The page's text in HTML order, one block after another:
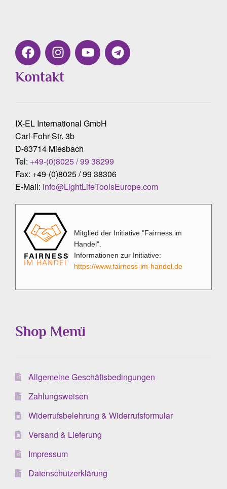
Kontakt
IX-EL International GmbH
Carl-Fohr-Str. 3b
D-83714 Miesbach
Tel: +49-(0)8025 / 99 38299
Fax: +49-(0)8025 / 99 38306
E-Mail: info@LightLifeToolsEurope.com
Mitglied der Initiative "Fairness im
Handel".
Informationen zur Initiative:
https://www.fairness-im-handel.de
Shop Menü
Allgemeine Geschäftsbedingungen
Zahlungsweisen
Widerrufsbelehrung & Widerrufsformular
Versand & Lieferung
Impressum
Datenschutzerklärung